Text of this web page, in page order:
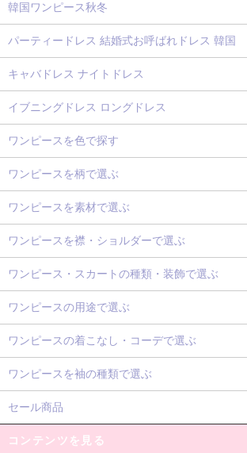
韓国ワンピース秋冬
パーティードレス 結婚式お呼ばれドレス 韓国
キャバドレス ナイトドレス
イブニングドレス ロングドレス
ワンピースを色で探す
ワンピースを柄で選ぶ
ワンピースを素材で選ぶ
ワンピースを襟・ショルダーで選ぶ
ワンピース・スカートの種類・装飾で選ぶ
ワンピースの用途で選ぶ
ワンピースの着こなし・コーデで選ぶ
ワンピースを袖の種類で選ぶ
セール商品
コンテンツを見る